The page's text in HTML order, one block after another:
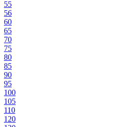
55
56
60
65
70
75
80
85
90
95
100
105
110
120